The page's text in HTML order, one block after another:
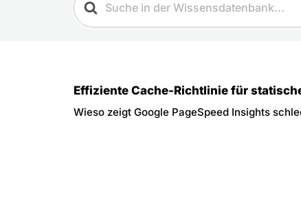
Effiziente Cache-Richtlinie für
Wieso zeigt Google PageSpeed Insights